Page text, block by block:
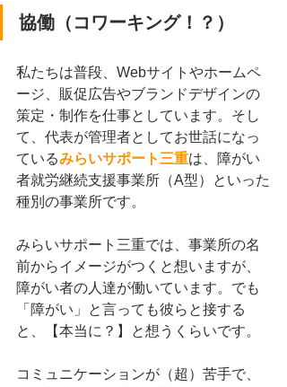
協働（コワーキング！？）
私たちは普段、Webサイトやホームペ
ージ、販促広告やブランドデザインの
策定・制作を仕事としています。そし
て、代表が管理者としてお世話になっ
ているみらいサポート三重は、障がい
者就労継続支援事業所（A型）といった
種別の事業所です。
みらいサポート三重では、事業所の名
前からイメージがつくと想いますが、
障がい者の人達が働いています。でも
「障がい」と言っても彼らと接する
と、【本当に？】と想うくらいです。
コミュニケーションが（超）苦手で、